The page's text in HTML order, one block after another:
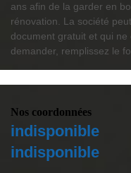
ans afin de la garder en
rénovation. La société
document gratuit et qui ne
demander, remplissez le
Nos coordonnées
indisponible
indisponible